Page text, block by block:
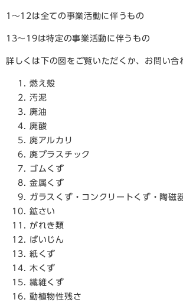
1～12は全ての事業活動に伴うもの
13～19は特定の事業活動に伴うもの
詳しくは下の図をご覧いただくか、お問い合
燃え殻
汚泥
廃油
廃酸
廃アルカリ
廃プラスチック
ゴムくず
金属くず
ガラスくず・コンクリートくず・陶磁
鉱さい
がれき類
ばいじん
紙くず
木くず
繊維くず
動植物性残さ